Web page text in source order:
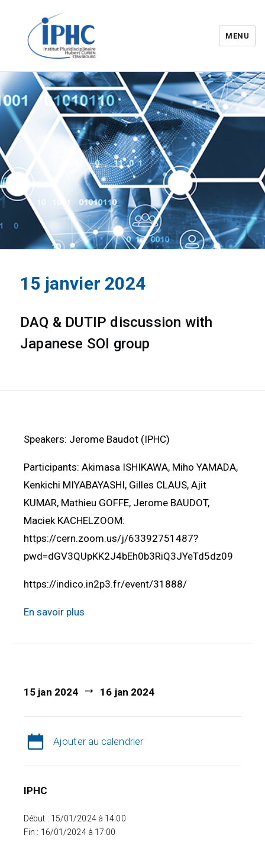
Institut pluridisciplinaire Hubert
Curien – IPHC
MENU
15 janvier 2024
DAQ & DUTIP discussion with
Japanese SOI group
Speakers: Jerome Baudot (IPHC)
Participants: Akimasa ISHIKAWA, Miho YAMADA,
Kenkichi MIYABAYASHI, Gilles CLAUS, Ajit
KUMAR, Mathieu GOFFE, Jerome BAUDOT,
Maciek KACHELZOOM:
https://cern.zoom.us/j/63392751487?
pwd=dGV3QUpKK2J4bEh0b3RiQ3JYeTd5dz09
https://indico.in2p3.fr/event/31888/
En savoir plus
15 jan 2024 16 jan 2024
Ajouter au calendrier
IPHC
Début : 15/01/2024 à 14:00
Fin : 16/01/2024 à 17:00